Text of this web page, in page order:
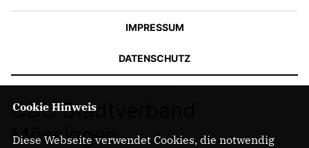
IMPRESSUM
DATENSCHUTZ
CDU Stadtverband
Mössingen
Cookie Hinweis
Diese Webseite verwendet Cookies, die notwendig